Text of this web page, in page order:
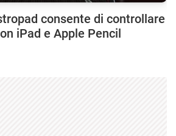
consente di controllare
iPad e Apple Pencil